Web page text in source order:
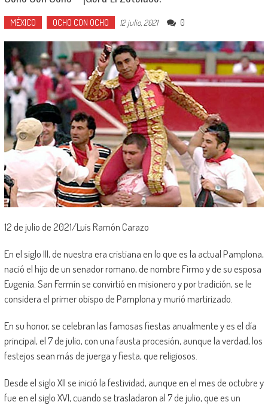
MÉXICO OCHO CON OCHO 12 julio, 2021 0
12 de julio de 2021/Luis Ramón Carazo
En el siglo III, de nuestra era cristiana en lo que es la actual Pamplona,
nació el hijo de un senador romano, de nombre Firmo y de su esposa
Eugenia. San Fermín se convirtió en misionero y por tradición, se le
considera el primer obispo de Pamplona y murió martirizado.
En su honor, se celebran las famosas fiestas anualmente y es el día
principal, el 7 de julio, con una fausta procesión, aunque la verdad, los
festejos sean más de juerga y fiesta, que religiosos.
Desde el siglo XII se inició la festividad, aunque en el mes de octubre y
fue en el siglo XVI, cuando se trasladaron al 7 de julio, que es un